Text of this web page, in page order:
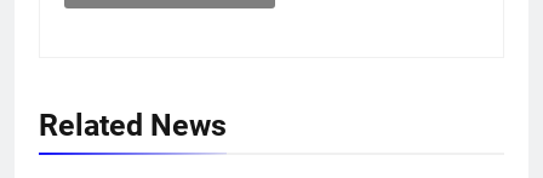
Related News